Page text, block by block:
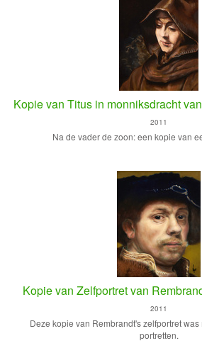
Kopie van Titus in monniksdracht
2011
Na de vader de zoon: een kopie van
Kopie van Zelfportret van
2011
Deze kopie van Rembrandt's zelfportret
portretten.